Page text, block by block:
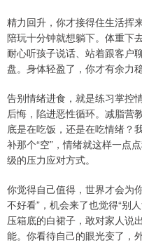
精力回升，你才接得住生活挥
陪玩十分钟就想躺下。体重下
耐心听孩子说话、站着跟客户
盘。身体轻盈了，你才有余力
告别情绪进食，就是练习掌控
后悔，陷进恶性循环。减脂营
底是在吃饭，还是在吃情绪？
补那个“空”，情绪就这样一点
级的压力应对方式。
你觉得自己值得，世界才会为
不好看”，机会来了也觉得“别
压箱底的白裙子，敢对家人说
能。你看待自己的眼光变了，